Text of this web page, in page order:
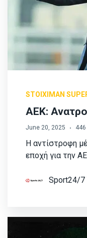
STOIXIMAN
ΑΕΚ:
June 20, 2025
Η αντίστροφη
εποχή για την
Sport24/7